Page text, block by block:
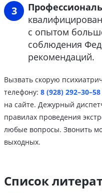
с опытом
соблюдения
рекомендаций.
Вызвать скорую
телефону: 8 (928) 292–30–58
на сайте. Дежурный
правилах проведения
любые вопросы. Звонить
выходных.
Список